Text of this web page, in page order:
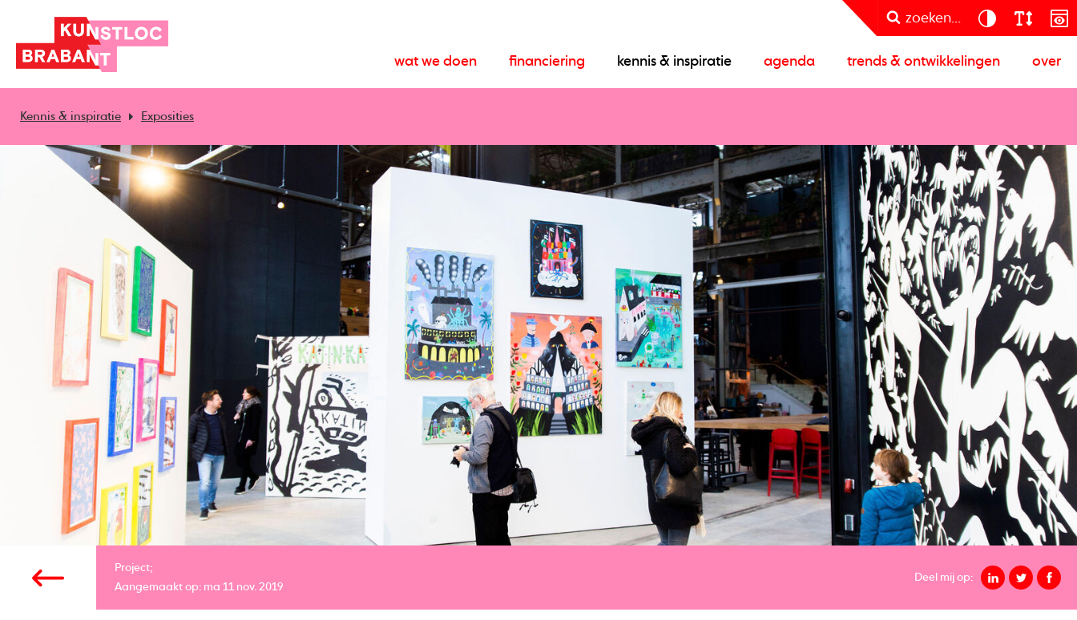
zoeken...
wat we doen financiering kennis & inspiratie agenda trends & ontwikkelingen over
Kennis & inspiratie Exposities
Project;
Aangemaakt op: ma 11 nov. 2019
Deel mij op: